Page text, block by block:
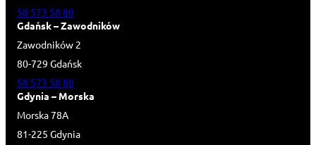
58 573 58 80
Gdańsk – Zawodników
Zawodników 2
80-729 Gdańsk
58 573 58 80
Gdynia – Morska
Morska 78A
81-225 Gdynia